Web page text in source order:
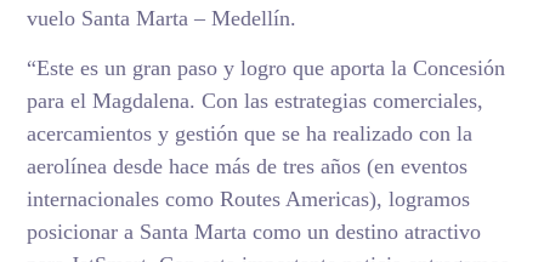
vuelo Santa Marta – Medellín.
“Este es un gran paso y logro que aporta la Concesión
para el Magdalena. Con las estrategias comerciales,
acercamientos y gestión que se ha realizado con la
aerolínea desde hace más de tres años (en eventos
internacionales como Routes Americas), logramos
posicionar a Santa Marta como un destino atractivo